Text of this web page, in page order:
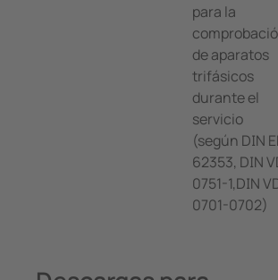
para la
de aparatos
trifásicos
durante el
servicio
(según DIN
62353, DIN
0751-1,DIN
0701-0702)